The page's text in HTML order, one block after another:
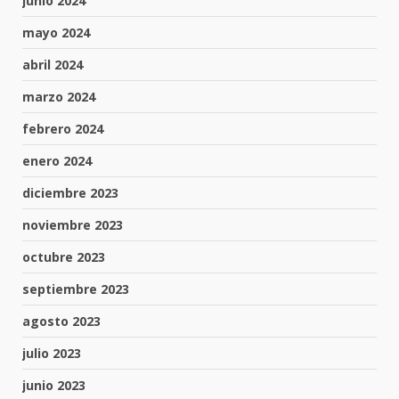
mayo 2024
abril 2024
marzo 2024
febrero 2024
enero 2024
diciembre 2023
noviembre 2023
octubre 2023
septiembre 2023
agosto 2023
julio 2023
junio 2023